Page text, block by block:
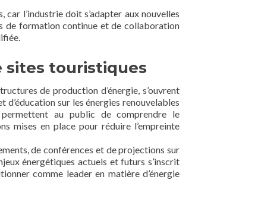
car l’industrie doit s’adapter aux nouvelles
de formation continue et de collaboration
sites touristiques
de production d’énergie, s’ouvrent
sur les énergies renouvelables
au public de comprendre le
mises en place pour réduire l’empreinte
de conférences et de projections sur
énergétiques actuels et futurs s’inscrit
comme leader en matière d’énergie